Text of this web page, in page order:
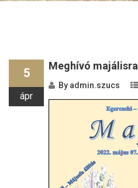
5
ápr
Meghívó majálisra
By admin.szucs